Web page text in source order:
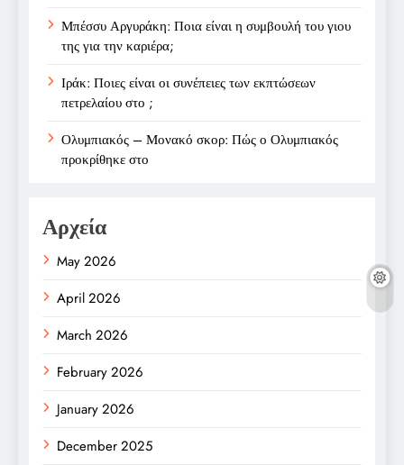
Μπέσσυ Αργυράκη: Ποια είναι η συμβουλή του γιου
της για την καριέρα;
Ιράκ: Ποιες είναι οι συνέπειες των εκπτώσεων
πετρελαίου στο ;
Ολυμπιακός – Μονακό σκορ: Πώς ο Ολυμπιακός
προκρίθηκε στο
Αρχεία
May 2026
April 2026
March 2026
February 2026
January 2026
December 2025